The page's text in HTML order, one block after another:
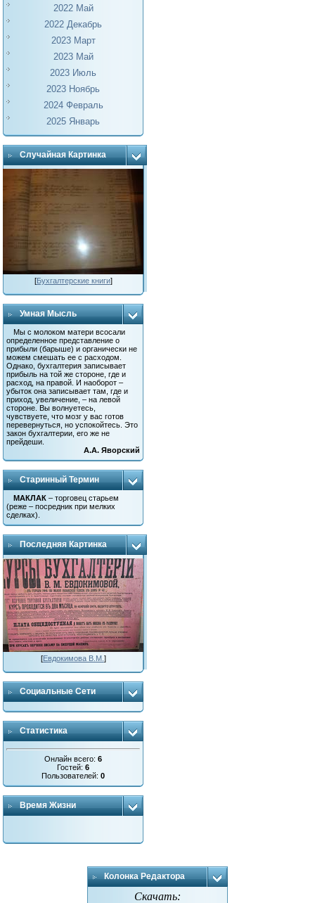
2022 Май
2022 Декабрь
2023 Март
2023 Май
2023 Июль
2023 Ноябрь
2024 Февраль
2025 Январь
Случайная Картинка
[Бухгалтерские книги]
Умная Мысль
Мы с молоком матери всосали
определенное представление о
прибыли (барыше) и органически не
можем смешать ее с расходом.
Однако, бухгалтерия записывает
прибыль на той же стороне, где и
расход, на правой. И наоборот –
убыток она записывает там, где и
приход, увеличение, – на левой
стороне. Вы волнуетесь,
чувствуете, что мозг у вас готов
перевернуться, но успокойтесь. Это
закон бухгалтерии, его же не
прейдеши.
А.А. Яворский
Старинный Термин
МАКЛАК – торговец старьем
(реже – посредник при мелких
сделках).
Последняя Картинка
[Евдокимова В.М. ]
Социальные Сети
Статистика
Онлайн всего:6
Гостей:6
Пользователей:0
Время Жизни
Колонка Редактора
Скачать: